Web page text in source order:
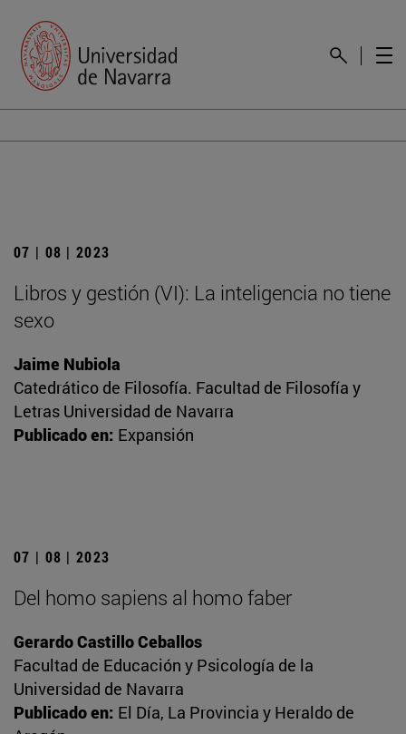
07 | 08 | 2023
Libros y gestión (VI): La inteligencia no tiene
sexo
Jaime Nubiola
Catedrático de Filosofía. Facultad de Filosofía y
Letras Universidad de Navarra
Publicado en: Expansión
07 | 08 | 2023
Del homo sapiens al homo faber
Gerardo Castillo Ceballos
Facultad de Educación y Psicología de la
Universidad de Navarra
Publicado en: El Día, La Provincia y Heraldo de